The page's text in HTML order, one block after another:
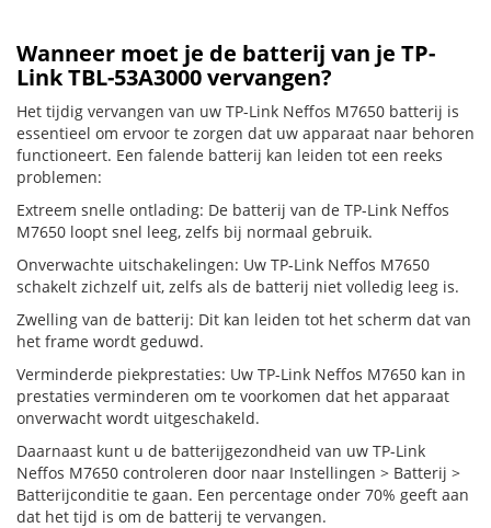
Wanneer moet je de batterij van je TP-
Link TBL-53A3000 vervangen?
Het tijdig vervangen van uw TP-Link Neffos M7650 batterij is
essentieel om ervoor te zorgen dat uw apparaat naar behoren
functioneert. Een falende batterij kan leiden tot een reeks
problemen:
Extreem snelle ontlading: De batterij van de TP-Link Neffos
M7650 loopt snel leeg, zelfs bij normaal gebruik.
Onverwachte uitschakelingen: Uw TP-Link Neffos M7650
schakelt zichzelf uit, zelfs als de batterij niet volledig leeg is.
Zwelling van de batterij: Dit kan leiden tot het scherm dat van
het frame wordt geduwd.
Verminderde piekprestaties: Uw TP-Link Neffos M7650 kan in
prestaties verminderen om te voorkomen dat het apparaat
onverwacht wordt uitgeschakeld.
Daarnaast kunt u de batterijgezondheid van uw TP-Link
Neffos M7650 controleren door naar Instellingen > Batterij >
Batterijconditie te gaan. Een percentage onder 70% geeft aan
dat het tijd is om de batterij te vervangen.